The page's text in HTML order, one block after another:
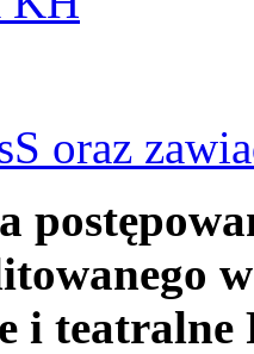
oraz
i teatralne